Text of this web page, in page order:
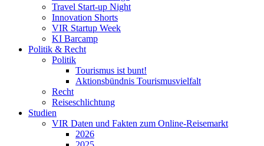
Travel Start-up Night
Innovation Shorts
VIR Startup Week
KI Barcamp
Politik & Recht
Politik
Tourismus ist bunt!
Aktionsbündnis Tourismusvielfalt
Recht
Reiseschlichtung
Studien
VIR Daten und Fakten zum Online-Reisemarkt
2026